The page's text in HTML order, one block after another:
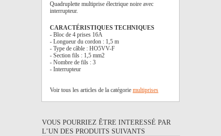
Quadruplette multiprise électrique noire avec
interrupteur.
CARACTÉRISTIQUES TECHNIQUES
- Bloc de 4 prises 16A
- Longueur du cordon : 1,5 m
- Type de câble : HO5VV-F
- Section fils : 1,5 mm2
- Nombre de fils : 3
- Interrupteur
Voir tous les articles de la catégorie multiprises
VOUS POURRIEZ ÊTRE INTERESSÉ PAR
L’UN DES PRODUITS SUIVANTS